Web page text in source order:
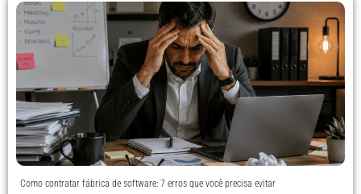
Como contratar fábrica de software: 7 erros que você precisa evitar